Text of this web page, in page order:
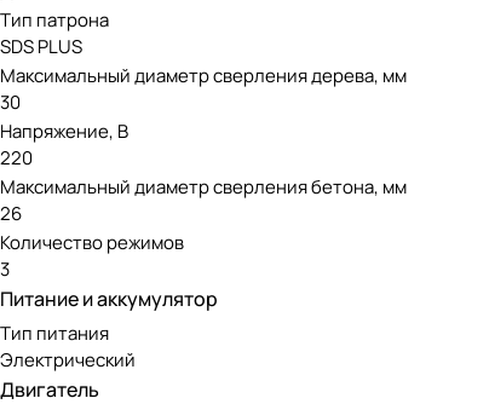
Тип патрона
SDS PLUS
Максимальный диаметр сверления дерева, мм
30
Напряжение, В
220
Максимальный диаметр сверления бетона, мм
26
Количество режимов
3
Питание и аккумулятор
Тип питания
Электрический
Двигатель